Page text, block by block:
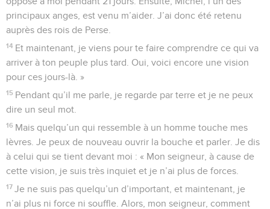
principaux anges, est venu m’aider. J’ai donc été retenu
auprès des rois de Perse.
14 Et maintenant, je viens pour te faire comprendre ce qui va
arriver à ton peuple plus tard. Oui, voici encore une vision
pour ces jours-là. »
15 Pendant qu’il me parle, je regarde par terre et je ne peux
dire un seul mot.
16 Mais quelqu’un qui ressemble à un homme touche mes
lèvres. Je peux de nouveau ouvrir la bouche et parler. Je dis
à celui qui se tient devant moi : « Mon seigneur, à cause de
cette vision, je suis très inquiet et je n’ai plus de forces.
17 Je ne suis pas quelqu’un d’important, et maintenant, je
n’ai plus ni force ni souffle. Alors, mon seigneur, comment